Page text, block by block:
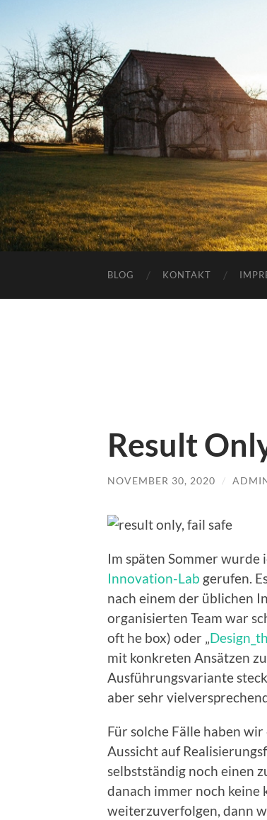
BLOG KONTAKT
Result
NOVEMBER 30, 2020 /
Im späten Sommer
Innovation-Lab gerufen.
nach einem der üblichen
organisierten Team war
oft he box) oder „
mit konkreten Ansätzen
Ausführungsvariante
aber sehr
Für solche Fälle haben
Aussicht auf
selbstständig noch einen
danach immer noch keine
weiterzuverfolgen, dann